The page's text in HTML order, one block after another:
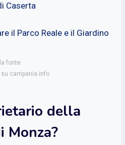
Caserta
il Parco Reale e il Giardino
fonte
campania.info
della
Monza?